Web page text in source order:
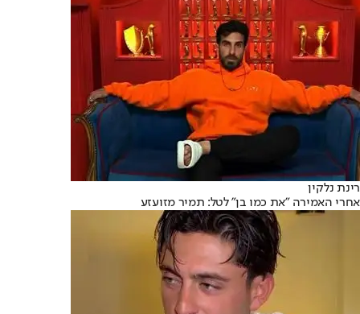
רינת נלקין
אחרי האמירה "את כמו בן" לטל: תמיר מזועזע